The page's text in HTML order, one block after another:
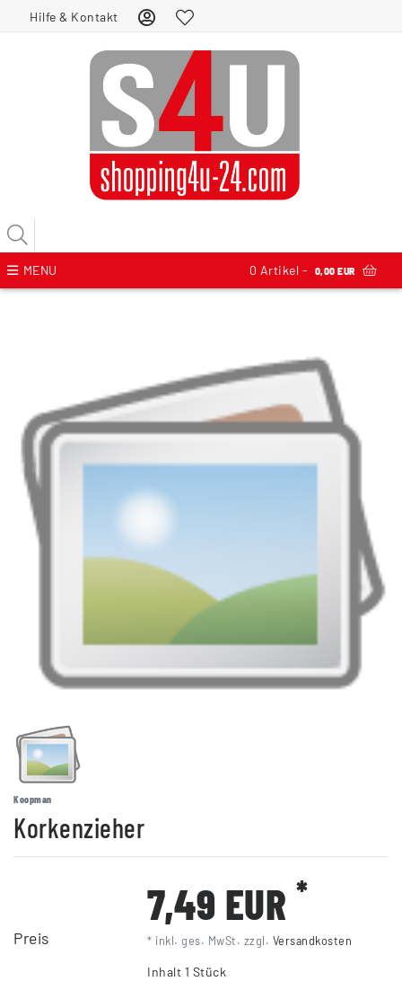
Hilfe & Kontakt
MENU 0 Artikel - 0,00 EUR
Koopman
Korkenzieher
Preis
7,49 EUR *
* inkl. ges. MwSt. zzgl. Versandkosten
Inhalt 1 Stück